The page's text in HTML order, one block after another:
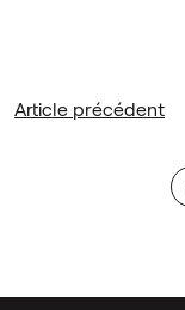
Article précédent